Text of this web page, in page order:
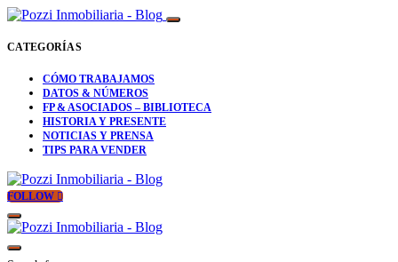
CATEGORÍAS
CÓMO TRABAJAMOS
DATOS & NÚMEROS
FP & ASOCIADOS – BIBLIOTECA
HISTORIA Y PRESENTE
NOTICIAS Y PRENSA
TIPS PARA VENDER
FOLLOW